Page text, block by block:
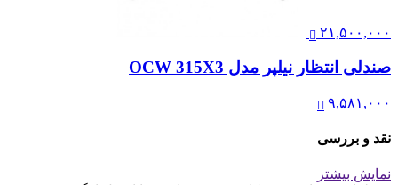
۲۱,۵۰۰,۰۰۰
صندلی انتظار نیلپر مدل OCW 315X3
۹,۵۸۱,۰۰۰
نقد و بررسی
نمایش بیشتر